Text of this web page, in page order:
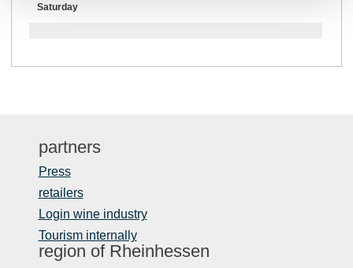
Saturday
partners
Press
retailers
Login wine industry
Tourism internally
region of Rheinhessen